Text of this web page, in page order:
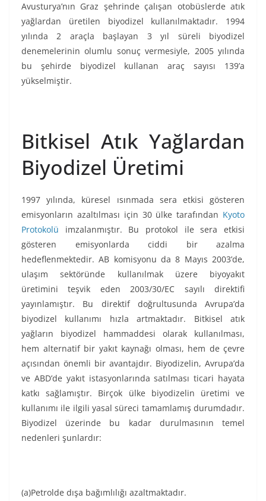
Avusturya’nın Graz şehrinde çalışan otobüslerde atık
yağlardan üretilen biyodizel kullanılmaktadır. 1994
yılında 2 araçla başlayan 3 yıl süreli biyodizel
denemelerinin olumlu sonuç vermesiyle, 2005 yılında
bu şehirde biyodizel kullanan araç sayısı 139’a
yükselmiştir.
Bitkisel Atık Yağlardan
Biyodizel Üretimi
1997 yılında, küresel ısınmada sera etkisi gösteren
emisyonların azaltılması için 30 ülke tarafından Kyoto
Protokolü imzalanmıştır. Bu protokol ile sera etkisi
gösteren emisyonlarda ciddi bir azalma
hedeflenmektedir. AB komisyonu da 8 Mayıs 2003’de,
ulaşım sektöründe kullanılmak üzere biyoyakıt
üretimini teşvik eden 2003/30/EC sayılı direktifi
yayınlamıştır. Bu direktif doğrultusunda Avrupa’da
biyodizel kullanımı hızla artmaktadır. Bitkisel atık
yağların biyodizel hammaddesi olarak kullanılması,
hem alternatif bir yakıt kaynağı olması, hem de çevre
açısından önemli bir avantajdır. Biyodizelin, Avrupa’da
ve ABD’de yakıt istasyonlarında satılması ticari hayata
katkı sağlamıştır. Birçok ülke biyodizelin üretimi ve
kullanımı ile ilgili yasal süreci tamamlamış durumdadır.
Biyodizel üzerinde bu kadar durulmasının temel
nedenleri şunlardır:
(a)Petrolde dışa bağımlılığı azaltmaktadır.